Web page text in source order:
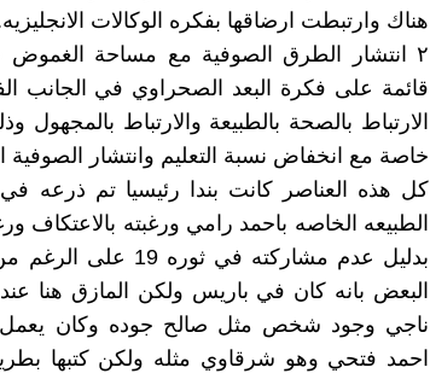
هناك وارتبطت ارضاقها بفكره الوكالات
٢ انتشار الطرق الصوفية مع مساحة
قائمة على فكرة البعد الصحراوي في الجانب
الارتباط بالصحة بالطبيعة والارتباط
خاصة مع انخفاض نسبة التعليم وانتشار
كل هذه العناصر كانت بندا رئيسيا تم ذرعه
الطبيعه الخاصه باحمد رامي ورغبته بالاعتكاف
بدليل عدم مشاركته
البعض بانه كان في باريس ولكن المازق هنا عند
ناجي وجود شخص مثل صالح جوده وكان يعمل
احمد فتحي وهو شرقاوي مثله ولكن كتبها